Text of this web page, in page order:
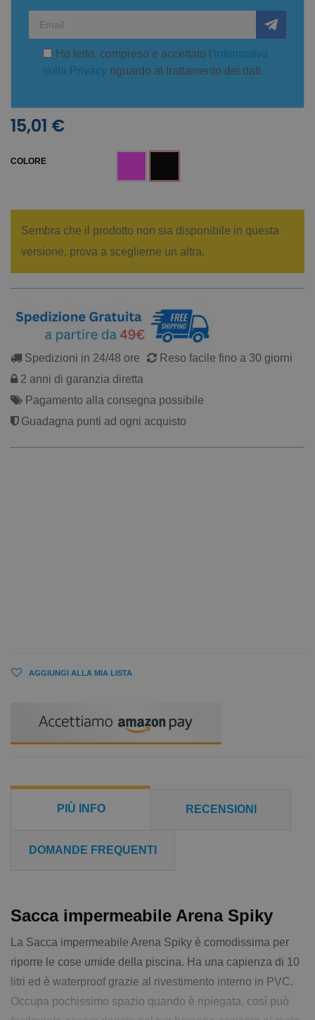
Ho letto, compreso e accettato l'informativa
sulla Privacy riguardo al trattamento dei dati.
15,01 €
COLORE
Sembra che il prodotto non sia disponibile in questa
versione, prova a sceglierne un altra.
Spedizioni in 24/48 ore
Reso facile fino a 30 giorni
2 anni di garanzia diretta
Pagamento alla consegna possibile
Guadagna punti ad ogni acquisto
AGGIUNGI ALLA MIA LISTA
PIÙ INFO RECENSIONI
DOMANDE FREQUENTI
Sacca impermeabile Arena Spiky
La Sacca impermeabile Arena Spiky è comodissima per
riporre le cose umide della piscina. Ha una capienza di 10
litri ed è waterproof grazie al rivestimento interno in PVC.
Occupa pochissimo spazio quando è ripiegata, così può